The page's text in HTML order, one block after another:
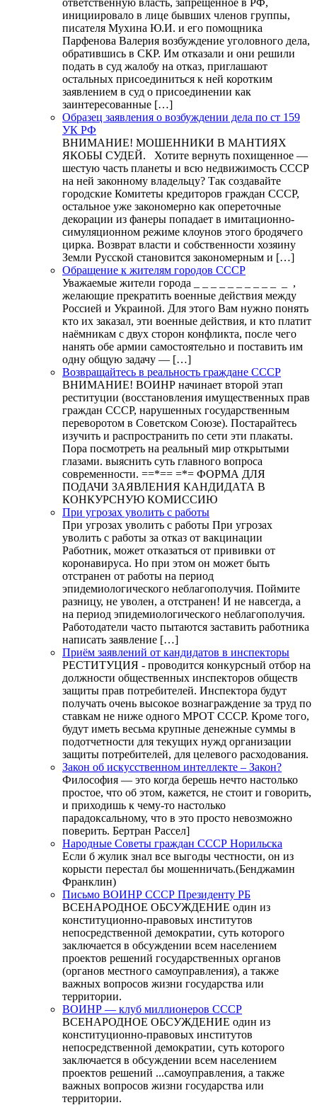
инициировало в лице бывших членов группы,
писателя Мухина Ю.И. и его помощника
Парфенова Валерия возбуждение уголовного дела,
обратившись в СКР. Им отказали и они решили
подать в суд жалобу на отказ, приглашают
остальных присоединиться к ней коротким
заявлением в суд о присоединении как
заинтересованные […]
Образец заявления о возбуждении дела по ст 159
УК РФ
ВНИМАНИЕ! МОШЕННИКИ В МАНТИЯХ
ЯКОБЫ СУДЕЙ. Хотите вернуть похищенное —
шестую часть планеты и всю недвижимость СССР
на ней законному владельцу? Так создавайте
городские Комитеты кредиторов граждан СССР,
остальное уже закономерно как опереточные
декорации из фанеры попадает в имитационно-
симуляционном режиме клоунов этого бродячего
цирка. Возврат власти и собственности хозяину
Земли Русской становится закономерным и […]
Обращение к жителям городов СССР
Уважаемые жители города _ _ _ _ _ _ _ _ _ _ _ ,
желающие прекратить военные действия между
Россией и Украиной. Для этого Вам нужно понять
кто их заказал, эти военные действия, и кто платит
наёмникам с двух сторон конфликта, после чего
нанять обе армии самостоятельно и поставить им
одну общую задачу — […]
Возвращайтесь в реальность граждане СССР
ВНИМАНИЕ! ВОИНР начинает второй этап
реституции (восстановления имущественных прав
граждан СССР, нарушенных государственным
переворотом в Советском Союзе). Постарайтесь
изучить и распространить по сети эти плакаты.
Пора посмотреть на реальный мир открытыми
глазами. выяснить суть главного вопроса
современности. ==*== =*= ФОРМА ДЛЯ
ПОДАЧИ ЗАЯВЛЕНИЯ КАНДИДАТА В
КОНКУРСНУЮ КОМИССИЮ
При угрозах уволить с работы
При угрозах уволить с работы При угрозах
уволить с работы за отказ от вакцинации
Работник, может отказаться от прививки от
коронавируса. Но при этом он может быть
отстранен от работы на период
эпидемиологического неблагополучия. Поймите
разницу, не уволен, а отстранен! И не навсегда, а
на период эпидемиологического неблагополучия.
Работодатели часто пытаются заставить работника
написать заявление […]
Приём заявлений от кандидатов в инспекторы
РЕСТИТУЦИЯ - проводится конкурсный отбор на
должности общественных инспекторов обществ
защиты прав потребителей. Инспектора будут
получать очень высокое вознаграждение за труд по
ставкам не ниже одного МРОТ СССР. Кроме того,
будут иметь весьма крупные денежные суммы в
подотчетности для текущих нужд организации
защиты потребителей, для целевого расходования.
Закон об искусственном интеллекте – Закон?
Философия — это когда берешь нечто настолько
простое, что об этом, кажется, не стоит и говорить,
и приходишь к чему-то настолько
парадоксальному, что в это просто невозможно
поверить. Бертран Рассел]
Народные Советы граждан СССР Норильска
Если б жулик знал все выгоды честности, он из
корысти перестал бы мошенничать.(Бенджамин
Франклин)
Письмо ВОИНР СССР Президенту РБ
ВСЕНАРОДНОЕ ОБСУЖДЕНИЕ один из
конституционно-правовых институтов
непосредственной демократии, суть которого
заключается в обсуждении всем населением
проектов решений государственных органов
(органов местного самоуправления), а также
важных вопросов жизни государства или
территории.
ВОИНР — клуб миллионеров СССР
ВСЕНАРОДНОЕ ОБСУЖДЕНИЕ один из
конституционно-правовых институтов
непосредственной демократии, суть которого
заключается в обсуждении всем населением
проектов решений ...самоуправления, а также
важных вопросов жизни государства или
территории.